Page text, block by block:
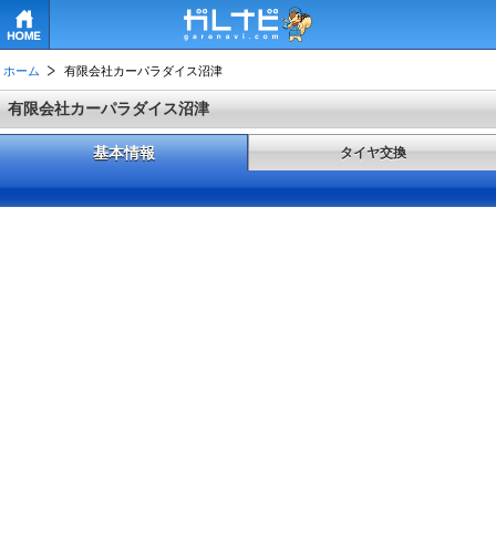
ホーム 有限会社カーパラダイス沼津
有限会社カーパラダイス沼津
基本情報 タイヤ交換